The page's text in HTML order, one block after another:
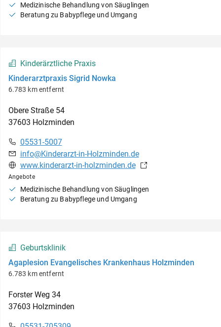
Medizinische Behandlung von Säuglingen
Beratung zu Babypflege und Umgang
Kinderärztliche Praxis
Kinderarztpraxis Sigrid Nowka
6.783 km entfernt
Obere Straße 54
37603 Holzminden
05531-5007
info@Kinderarzt-in-Holzminden.de
www.kinderarzt-in-holzminden.de
Angebote
Medizinische Behandlung von Säuglingen
Beratung zu Babypflege und Umgang
Geburtsklinik
Agaplesion Evangelisches Krankenhaus Holzminden
6.783 km entfernt
Forster Weg 34
37603 Holzminden